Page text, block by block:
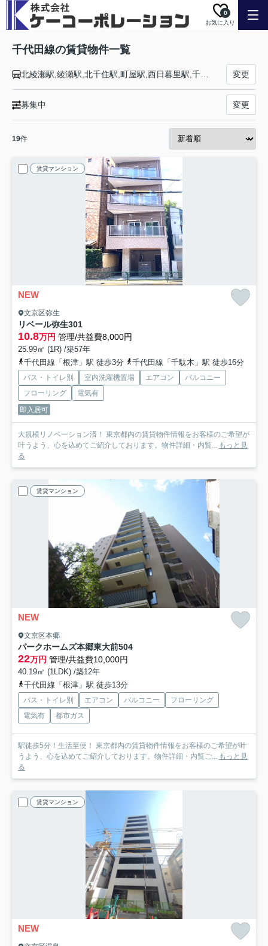
お気に入り
0
千代田線の賃貸物件一覧
変更
募集中 変更
19件
賃貸マンション
NEW
文京区弥生
リベール弥生301
10.8万円 管理/共益費8,000円
25.99㎡ (1R) /築57年
千代田線「根津」駅 徒歩3分
千代田線「千駄木」駅 徒歩16分
バス・トイレ別 室内洗濯機置場 エアコン
バルコニー
フローリング
電気有
即入居可
大規模リノベーション済！ 東京都内の賃貸物件情報をお客様のご希望が
叶うよう、心を込めてご紹介しております。物件詳細・内覧... もっと見
る
賃貸マンション
NEW
文京区本郷
パークホームズ本郷東大前504
22万円 管理/共益費10,000円
40.19㎡ (1LDK) /築12年
千代田線「根津」駅 徒歩13分
バス・トイレ別 エアコン バルコニー
フローリング
電気有
都市ガス
駅徒歩5分！生活至便！ 東京都内の賃貸物件情報をお客様のご希望が叶
うよう、心を込めてご紹介しております。物件詳細・内覧ご... もっと見
る
賃貸マンション
NEW